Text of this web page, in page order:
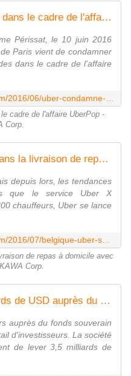
Uber condamné en France dans le cadre de l'affaire UberPop - OOKAWA Corp.
Périssat, le 10 juin 2016
Paris vient de condamner
dans le cadre de l'affaire
cadre de l'affaire UberPop -
Corp.
Belgique : Uber se lance dans la livraison de repas à domicile avec UberEats - OOKAWA Corp.
depuis lors, les tendances
que le service Uber X
chauffeurs, Uber se lance
de repas à domicile avec
Corp.
Uber (VTC) lève 3,5 milliards de USD auprès du fonds souverain saoudien : Uber vaudrait 68 milliards de dollars ! - OOKAWA Corp.
auprès du fonds souverain
d'investisseurs. La société
de lever 3,5 milliards de